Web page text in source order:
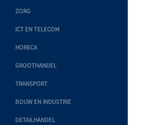
ZORG
ICT EN TELECOM
HORECA
GROOTHANDEL
TRANSPORT
BOUW EN INDUSTRIE
DETAILHANDEL